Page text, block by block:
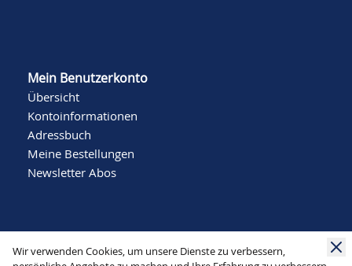
Wir verwenden Cookies, um unsere Dienste zu verbessern,
Mein Benutzerkonto
Übersicht
Kontoinformationen
Adressbuch
Meine Bestellungen
Newsletter Abos